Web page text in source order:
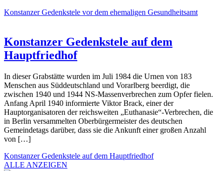
Konstanzer Gedenkstele vor dem ehemaligen Gesundheitsamt
Konstanzer Gedenkstele auf dem
Hauptfriedhof
In dieser Grabstätte wurden im Juli 1984 die Urnen von 183
Menschen aus Süddeutschland und Vorarlberg beerdigt, die
zwischen 1940 und 1944 NS-Massenverbrechen zum Opfer fielen.
Anfang April 1940 informierte Viktor Brack, einer der
Hauptorganisatoren der reichsweiten „Euthanasie“-Verbrechen, die
in Berlin versammelten Oberbürgermeister des deutschen
Gemeindetags darüber, dass sie die Ankunft einer großen Anzahl
von […]
Konstanzer Gedenkstele auf dem Hauptfriedhof
ALLE ANZEIGEN